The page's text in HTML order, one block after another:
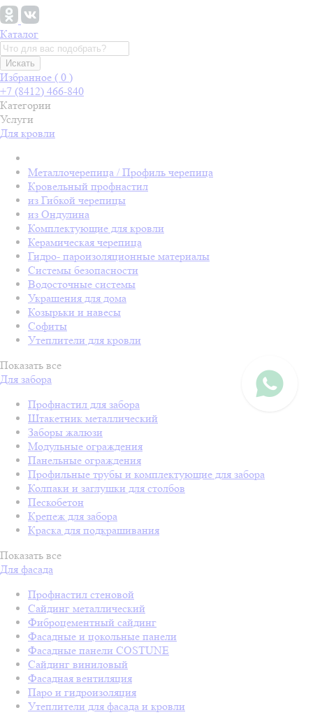
Каталог
Искать
Избранное ( 0 )
+7 (8412) 466-840
Категории
Услуги
Для кровли
Металлочерепица / Профиль черепица
Кровельный профнастил
из Гибкой черепицы
из Ондулина
Комплектующие для кровли
Керамическая черепица
Гидро- пароизоляционные материалы
Системы безопасности
Водосточные системы
Украшения для дома
Козырьки и навесы
Софиты
Утеплители для кровли
Показать все
Для забора
Профнастил для забора
Штакетник металлический
Заборы жалюзи
Модульные ограждения
Панельные ограждения
Профильные трубы и комплектующие для забора
Колпаки и заглушки для столбов
Пескобетон
Крепеж для забора
Краска для подкрашивания
Показать все
Для фасада
Профнастил стеновой
Сайдинг металлический
Фиброцементный сайдинг
Фасадные и цокольные панели
Фасадные панели COSTUNE
Сайдинг виниловый
Фасадная вентиляция
Паро и гидроизоляция
Утеплители для фасада и кровли